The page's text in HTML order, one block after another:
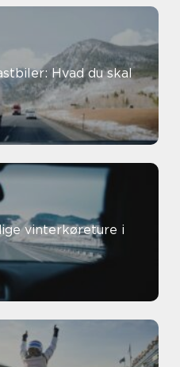
Hvad du skal
vinterkøreture i